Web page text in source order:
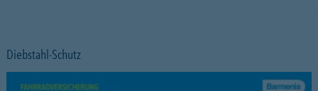
Diebstahl-Schutz